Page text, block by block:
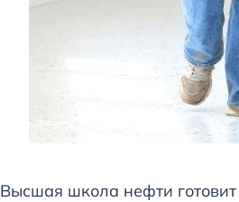
Высшая школа нефти